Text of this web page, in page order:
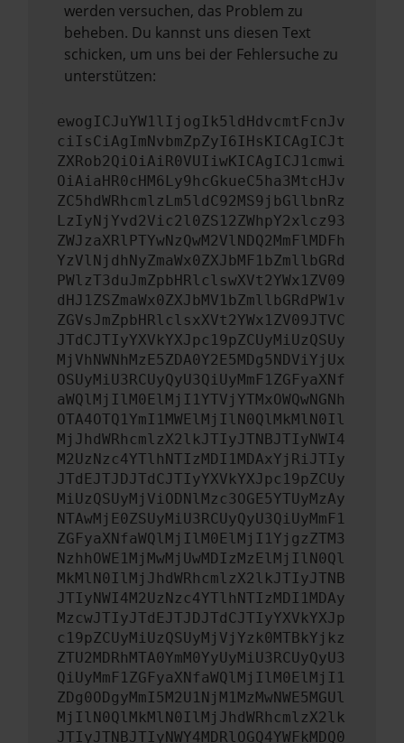
werden versuchen, das Problem zu
beheben. Du kannst uns diesen Text
schicken, um uns bei der Fehlersuche zu
unterstützen:
ewogICJuYW1lIjogIk5ldHdvcmtFcnJv
ciIsCiAgImNvbmZpZyI6IHsKICAgICJt
ZXRob2QiOiAiR0VUIiwKICAgICJ1cmwi
OiAiaHR0cHM6Ly9hcGkueC5ha3MtcHJv
ZC5hdWRhcmlzLm5ldC92MS9jbGllbnRz
LzIyNjYvd2Vic2l0ZS12ZWhpY2xlcz93
ZWJzaXRlPTYwNzQwM2VlNDQ2MmFlMDFh
YzVlNjdhNyZmaWx0ZXJbMF1bZmllbGRd
PWlzT3duJmZpbHRlclswXVt2YWx1ZV09
dHJ1ZSZmaWx0ZXJbMV1bZmllbGRdPW1v
ZGVsJmZpbHRlclsxXVt2YWx1ZV09JTVC
JTdCJTIyYXVkYXJpc19pZCUyMiUzQSUy
MjVhNWNhMzE5ZDA0Y2E5MDg5NDViYjUx
OSUyMiU3RCUyQyU3QiUyMmF1ZGFyaXNf
aWQlMjIlM0ElMjI1YTVjYTMxOWQwNGNh
OTA4OTQ1YmI1MWElMjIlN0QlMkMlN0Il
MjJhdWRhcmlzX2lkJTIyJTNBJTIyNWI4
M2UzNzc4YTlhNTIzMDI1MDAxYjRiJTIy
JTdEJTJDJTdCJTIyYXVkYXJpc19pZCUy
MiUzQSUyMjViODNlMzc3OGE5YTUyMzAy
NTAwMjE0ZSUyMiU3RCUyQyU3QiUyMmF1
ZGFyaXNfaWQlMjIlM0ElMjI1YjgzZTM3
NzhhOWE1MjMwMjUwMDIzMzElMjIlN0Ql
MkMlN0IlMjJhdWRhcmlzX2lkJTIyJTNB
JTIyNWI4M2UzNzc4YTlhNTIzMDI1MDAy
MzcwJTIyJTdEJTJDJTdCJTIyYXVkYXJp
c19pZCUyMiUzQSUyMjVjYzk0MTBkYjkz
ZTU2MDRhMTA0YmM0YyUyMiU3RCUyQyU3
QiUyMmF1ZGFyaXNfaWQlMjIlM0ElMjI1
ZDg0ODgyMmI5M2U1NjM1MzMwNWE5MGUl
MjIlN0QlMkMlN0IlMjJhdWRhcmlzX2lk
JTIyJTNBJTIyNWY4MDRlOGQ4YWFkMDQ0